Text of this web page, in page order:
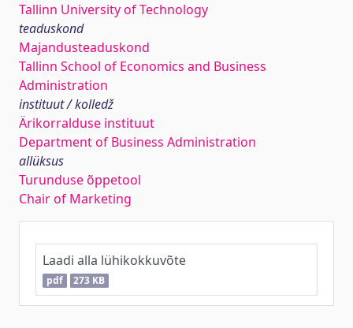
Tallinn University of Technology
teaduskond
Majandusteaduskond
Tallinn School of Economics and Business
Administration
instituut / kolledž
Ärikorralduse instituut
Department of Business Administration
allüksus
Turunduse õppetool
Chair of Marketing
Laadi alla lühikokkuvõte
pdf 273 KB